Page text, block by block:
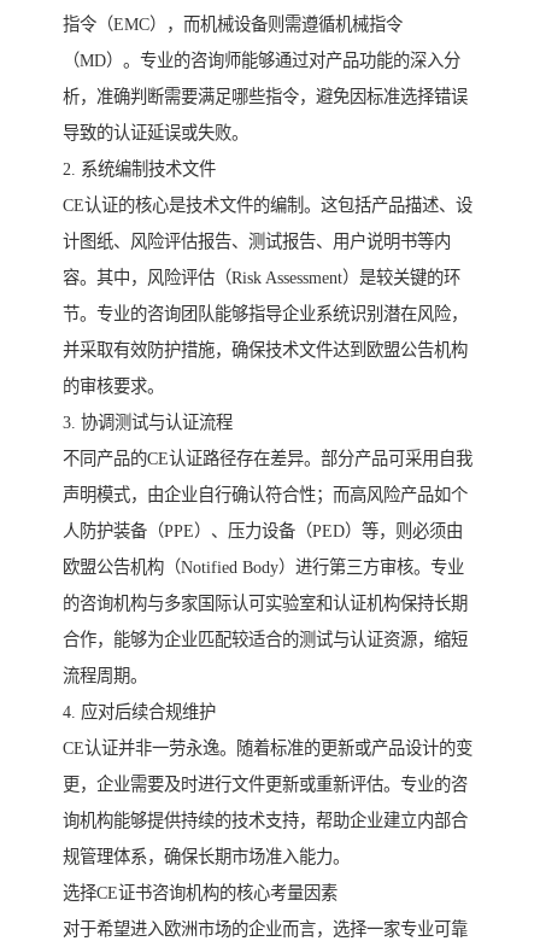
指令（EMC），而机械设备则需遵循机械指令
（MD）。专业的咨询师能够通过对产品功能的深入分
析，准确判断需要满足哪些指令，避免因标准选择错误
导致的认证延误或失败。
2. 系统编制技术文件
CE认证的核心是技术文件的编制。这包括产品描述、设
计图纸、风险评估报告、测试报告、用户说明书等内
容。其中，风险评估（Risk Assessment）是较关键的环
节。专业的咨询团队能够指导企业系统识别潜在风险，
并采取有效防护措施，确保技术文件达到欧盟公告机构
的审核要求。
3. 协调测试与认证流程
不同产品的CE认证路径存在差异。部分产品可采用自我
声明模式，由企业自行确认符合性；而高风险产品如个
人防护装备（PPE）、压力设备（PED）等，则必须由
欧盟公告机构（Notified Body）进行第三方审核。专业
的咨询机构与多家国际认可实验室和认证机构保持长期
合作，能够为企业匹配较适合的测试与认证资源，缩短
流程周期。
4. 应对后续合规维护
CE认证并非一劳永逸。随着标准的更新或产品设计的变
更，企业需要及时进行文件更新或重新评估。专业的咨
询机构能够提供持续的技术支持，帮助企业建立内部合
规管理体系，确保长期市场准入能力。
选择CE证书咨询机构的核心考量因素
对于希望进入欧洲市场的企业而言，选择一家专业可靠